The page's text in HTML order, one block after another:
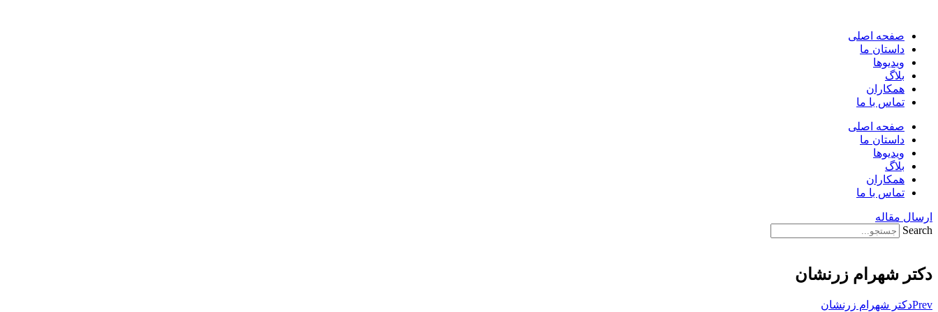
محتوا
صفحه اصلی
داستان ما
ویدیوها
بلاگ
همکاران
تماس با ما
صفحه اصلی
داستان ما
ویدیوها
بلاگ
همکاران
تماس با ما
ارسال مقاله
Search
دکتر شهرام زرنشان
Prevدکتر شهرام زرنشان